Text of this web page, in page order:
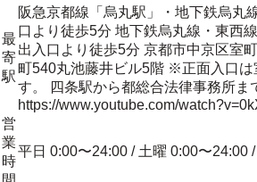
最
寄
駅
阪急京都線「烏丸駅」・地下鉄烏丸
口より徒歩5分 地下鉄烏丸線・東西
出入口より徒歩5分 京都市中京区室
町540丸池藤井ビル5階 ※正面入口は
す。 四条駅から都総合法律事務所ま
https://www.youtube.com/
営
業
時
平日 0:00〜24:00 / 土曜 0:00〜24:00